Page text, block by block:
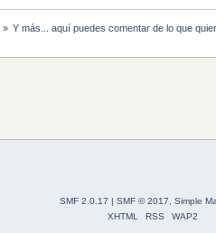
» Y más... aquí puedes comentar de lo que
SMF 2.0.17 | SMF © 2017, Simple
XHTML
RSS WAP2